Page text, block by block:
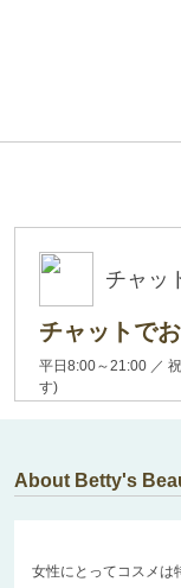
チャッ
チャットで
平日8:00～21:00 ／
す)
About Betty's
女性にとってコスメは